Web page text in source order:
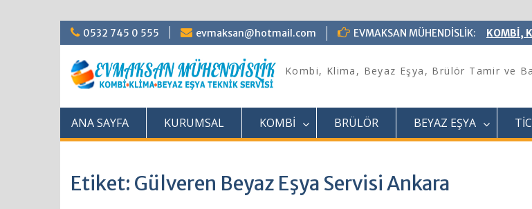
Skip
to
content
0532 745 0 555 evmaksan@hotmail.com EVMAKSAN MÜHENDİSLİK: KOMBİ,
Kombi, Klima, Beyaz Eşya, Brülör Tamir ve
ANA SAYFA KURUMSAL KOMBİ BRÜLÖR BEYAZ EŞYA
Etiket: Gülveren Beyaz Eşya Servisi Ankara